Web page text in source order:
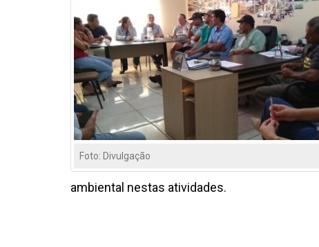
Foto: Divulgação
ambiental nestas atividades.